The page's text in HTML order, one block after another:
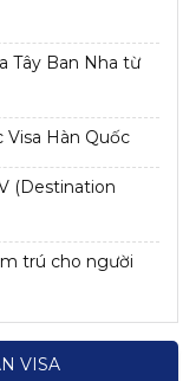
Tây Ban Nha từ
Visa Hàn Quốc
(Destination
trú cho người
VISA